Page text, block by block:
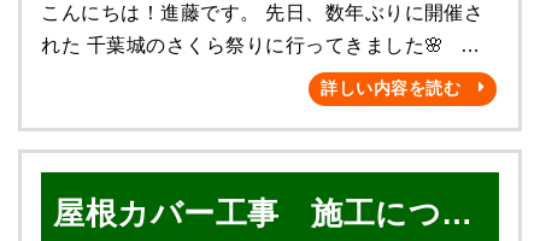
こもりやすい為 カビの発生が最も多く、 水垢は地
域にもよりますが水質の問題により 付着しやすく
取り除きにくい為 汚れやすいのが厄介なものです
ね💦 既存の木部を取り外し ↓ 新規取付しまし
た☆彡 ↓ さすが田嶋さん、、素敵😻 （ク
ロス 張替工事） まずは天井のクロスを張替えて
いきます！ 施工中風景 ↓ 施工後写真 ↓ そし
キレイにするだけでなく、 工事中も少しでも快適
だきます(^^♪✨✨ もうすぐ梅雨明けです😊 塗装工
事のお申込みはお早めに😆✨ 屋根塗装・外壁塗
気軽にご相談ください❗️ ✅ 話しを聞くだけでもOK
👌🏻 ✅ お見積もりだけでもOK👌🏻 まずは無料診断
ます✨ 主婦の私からすると『省エネ・防音』 とい
う言葉だけで魅力的です╰(*´︶`*)╯ 今回使用し
たのは ✨YKKAP プラマードU 引違い窓✨ こち
らのメリットとしては、 👍断熱性が高い👍 窓が二
き、冷たい外気の影響を受けにくくなります。 ま
た、一般的なアルミフレームではなく、 樹脂のフ
こんにちは！進藤です。 先日、数年ぶりに開催さ
れた 千葉城のさくら祭りに行ってきました🌸 以
前に比べたら屋台などのお店は 少なかった気がし
ましたが さくら祭りに来ていた方々の 楽しそうな
来年も開催されたら是非行きたいです🌸 さて
今回は、 物置と濡れ縁の新設工事を 施工させてい
詳しい内容を読む
屋根カバー工事 施工につい